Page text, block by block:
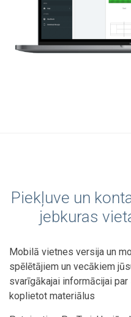
Piekļuve un
jebkuras
Mobilā vietnes versija un
spēlētājiem un vecākiem
svarīgākajai informācijai
koplietot materiālus